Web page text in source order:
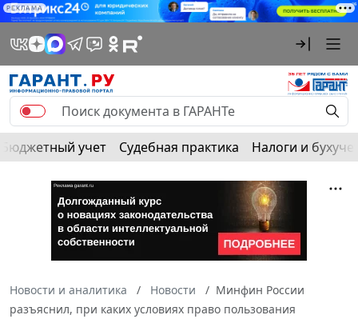
РЕКЛАМА
Бюджетный учет Судебная практика Налоги и
Новости и аналитика Новости
Минфин России
разъяснил, при каких условиях право пользования